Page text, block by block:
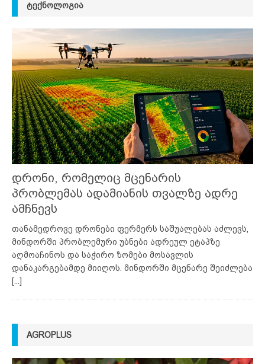
ᲢᲔᲥᲜᲝᲚᲝᲒᲘᲐ
დრონი, რომელიც მცენარის
პრობლემას ადამიანის თვალზე ადრე
ამჩნევს
თანამედროვე დრონები ფერმერს საშუალებას აძლევს,
მინდორში პრობლემური უბნები ადრეულ ეტაპზე
აღმოაჩინოს და საჭირო ზომები მოსავლის
დანაკარგებამდე მიიღოს. მინდორში მცენარე შეიძლება
[...]
AGROPLUS